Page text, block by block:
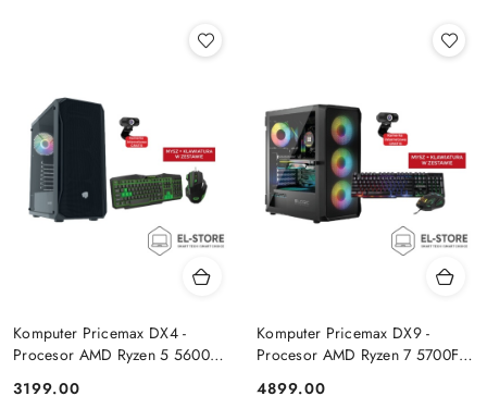
Komputer Pricemax DX4 -
Procesor AMD Ryzen 5 5600G
Cena:
3199.00
Komputer Pricemax DX9 -
Procesor AMD Ryzen 7 5700F |
Cena:
4899.00